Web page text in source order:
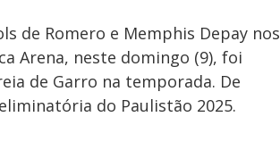
de Romero e Memphis Depay nos
Arena, neste domingo (9), foi
de Garro na temporada. De
do Paulistão 2025.